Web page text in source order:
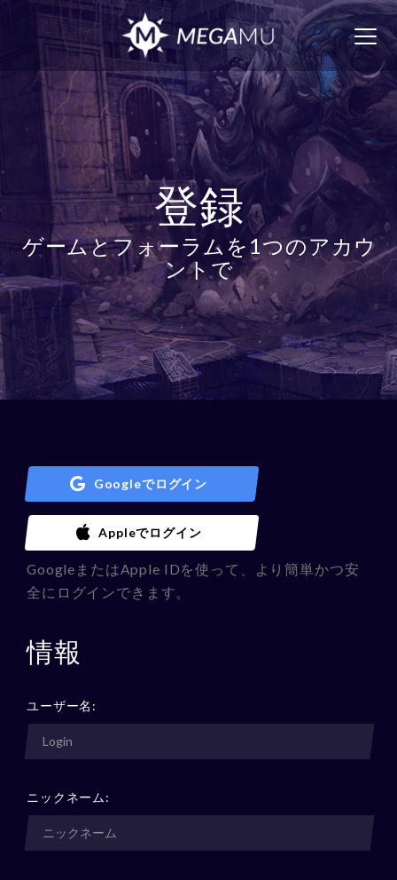
登録
ゲームとフォーラムを1つのアカウ
ントで
Googleでログイン
Appleでログイン
GoogleまたはApple IDを使って、より簡単かつ安
全にログインできます。
情報
ユーザー名:
ニックネーム: